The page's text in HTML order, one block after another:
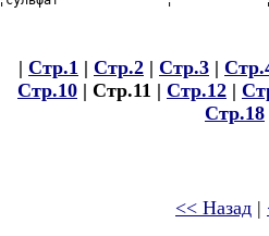
| Стр.1 | Стр.2 | Стр.3 |
Стр.10 | Стр.11 | Стр.12 |
Стр.18
<< Назад |